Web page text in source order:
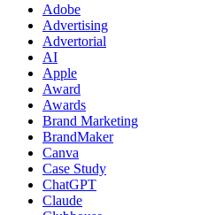
Adobe
Advertising
Advertorial
AI
Apple
Award
Awards
Brand Marketing
BrandMaker
Canva
Case Study
ChatGPT
Claude